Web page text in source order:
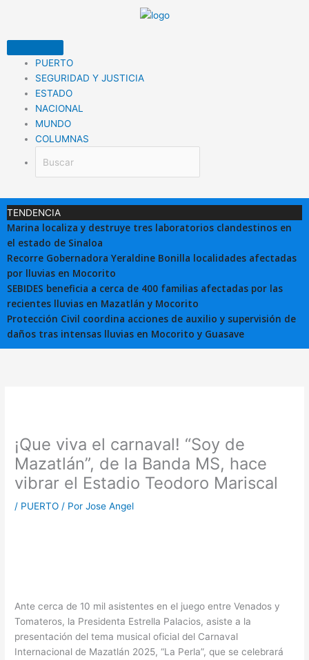
PUERTO
SEGURIDAD Y JUSTICIA
ESTADO
NACIONAL
MUNDO
COLUMNAS
TENDENCIA
Marina localiza y destruye tres laboratorios clandestinos en
el estado de Sinaloa
Recorre Gobernadora Yeraldine Bonilla localidades afectadas
por lluvias en Mocorito
SEBIDES beneficia a cerca de 400 familias afectadas por las
recientes lluvias en Mazatlán y Mocorito
Protección Civil coordina acciones de auxilio y supervisión de
daños tras intensas lluvias en Mocorito y Guasave
¡Que viva el carnaval! “Soy de
Mazatlán”, de la Banda MS, hace
vibrar el Estadio Teodoro Mariscal
/ PUERTO / PorJose Angel
Ante cerca de 10 mil asistentes en el juego entre Venados y
Tomateros, la Presidenta Estrella Palacios, asiste a la
presentación del tema musical oficial del Carnaval
Internacional de Mazatlán 2025, “La Perla”, que se celebrará